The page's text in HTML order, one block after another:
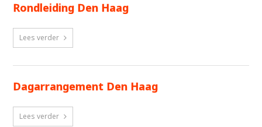
Rondleiding Den Haag
Lees verder
Dagarrangement Den Haag
Lees verder